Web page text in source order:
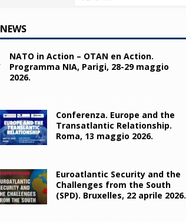
NEWS
NATO in Action – OTAN en Action.
Programma NIA, Parigi, 28-29 maggio
2026.
Conferenza. Europe and the
Transatlantic Relationship.
Roma, 13 maggio 2026.
Euroatlantic Security and the
Challenges from the South
(SPD). Bruxelles, 22 aprile 2026.